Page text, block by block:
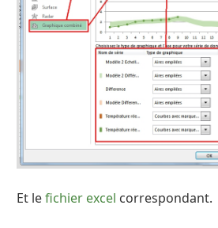
Et lefichier excel correspondant.